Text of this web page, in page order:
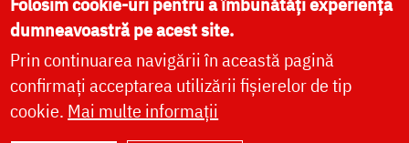
LIVE
dumneavoastră pe acest site.
Prin continuarea navigării în această pagină
confirmați acceptarea utilizării fișierelor de tip
cookie. Mai multe informații